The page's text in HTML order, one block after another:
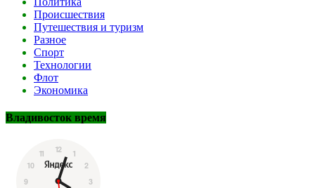
Происшествия
Путешествия и туризм
Разное
Спорт
Технологии
Флот
Экономика
Владивосток время